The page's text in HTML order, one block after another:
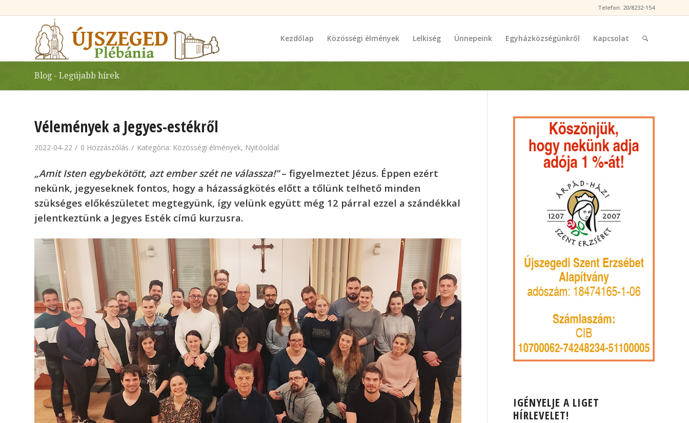
Telefon: 20/8232-154
Kezdőlap Közösségi élmények Lelkiség Ünnepeink Egyházközségünkről Kapcsolat
Blog - Legújabb hírek
Vélemények a Jegyes-estékről
2022-04-22 / 0 Hozzászólás / Kategória: Közösségi élmények, Nyitóoldal
„Amit Isten egybekötött, azt ember szét ne válassza!”– figyelmeztet Jézus. Éppen ezért
nekünk, jegyeseknek fontos, hogy a házasságkötés előtt a tőlünk telhető minden
szükséges előkészületet megtegyünk, így velünk együtt még 12 párral ezzel a szándékkal
jelentkeztünk a Jegyes Esték című kurzusra.
IGÉNYELJE A LIGET
HÍRLEVELET!